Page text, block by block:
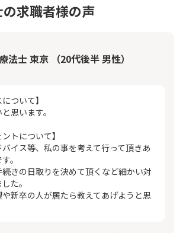
求職者様の声
法士 東京 （20代後半 男性）
ついて】
思います。
トについて】
イス等、私の事を考えて行って頂きあ
。
きの日取りを決めて頂くなど細かい対
た。
新卒の人が居たら教えてあげようと思